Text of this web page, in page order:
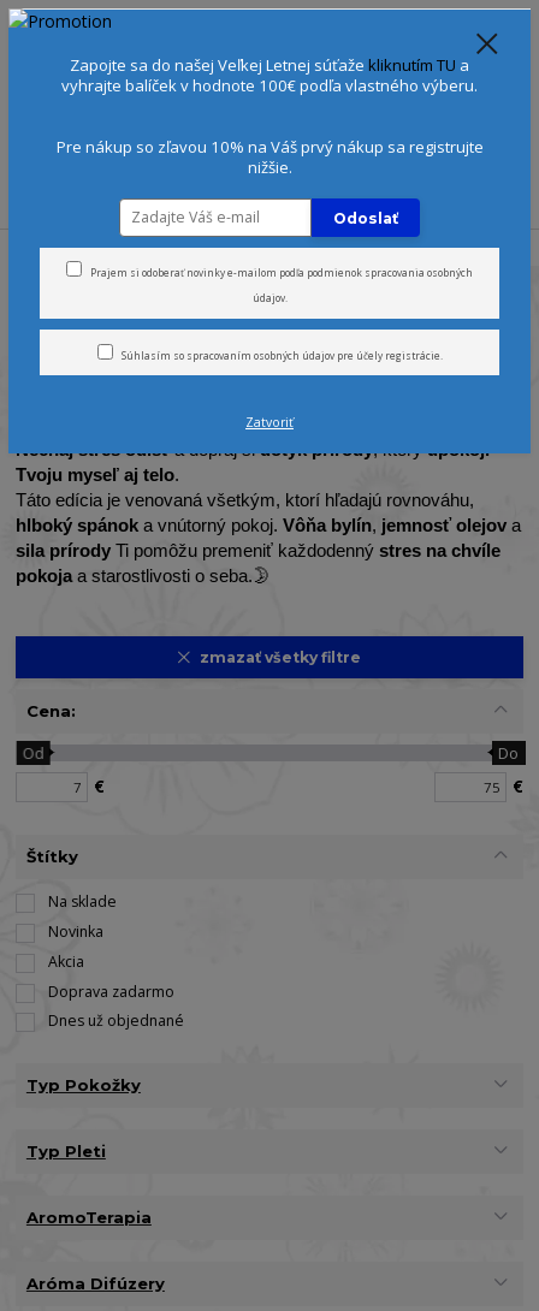
EUR
+421 905 378 103 (Po-Ne, 9-21 hod.)
Úvod Stres a nespavosť
pre všetky typy pokožky
(Tridóša)
Nechaj stres odísťa dopraj sidotyk prírody, ktorýupokojí
Tvoju myseľ aj telo.
Táto edícia je venovaná všetkým, ktorí hľadajú rovnováhu,
hlboký spánok a vnútorný pokoj.Vôňa bylín, jemnosť olejov a
sila prírody Ti pomôžu premeniť každodennýstres na chvíle
pokojaa starostlivosti o seba.🌛
Cena:
€
Od Do
€
Štítky
Na sklade
Novinka
Akcia
Doprava zadarmo
Dnes už objednané
Typ Pokožky
Typ Pleti
AromoTerapia
Aróma Difúzery
zmazať všetky filtre
Zapojte sa do našej Veľkej Letnej súťaže kliknutím TU a
vyhrajte balíček v hodnote 100€ podľa vlastného výberu.
Pre nákup so zľavou 10% na Váš prvý nákup sa registrujte
nižšie.
Odoslať
Prajem si odoberať novinky e-mailom podľa podmienok spracovania osobných
údajov.
Súhlasím so spracovaním osobných údajovpre účely registrácie.
Zatvoriť